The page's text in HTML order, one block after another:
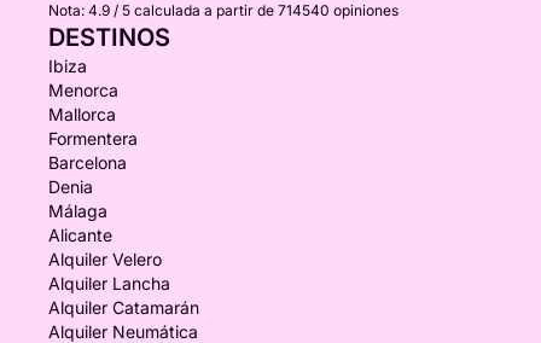
Nota: 4.9 / 5 calculada a partir de 714540 opiniones
DESTINOS
Ibiza
Menorca
Mallorca
Formentera
Barcelona
Denia
Málaga
Alicante
Alquiler Velero
Alquiler Lancha
Alquiler Catamarán
Alquiler Neumática